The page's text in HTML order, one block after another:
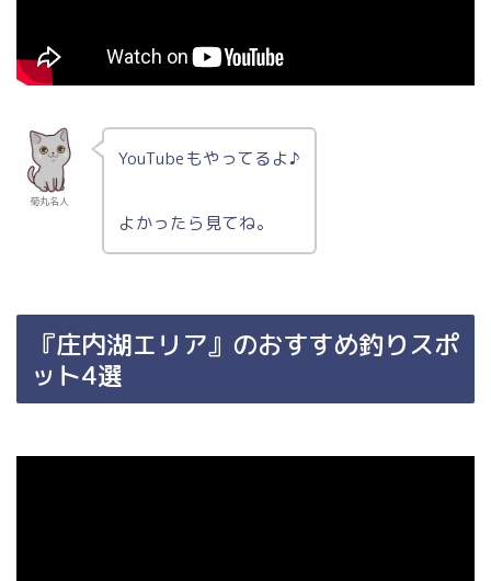
菊丸名人
YouTubeもやってるよ♪
よかったら見てね。
『庄内湖エリア』のおすすめ釣りスポ
ット4選